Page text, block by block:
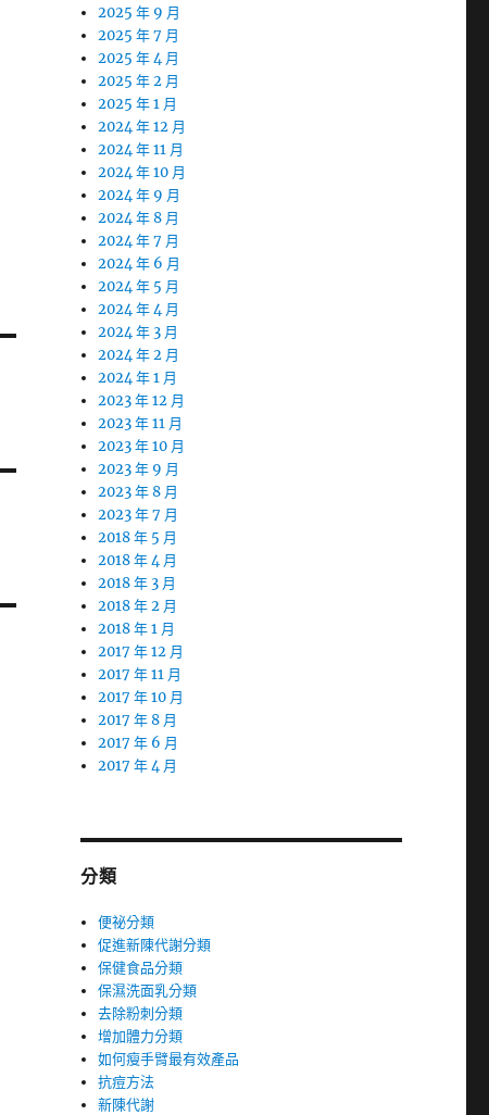
2025 年 9 月
2025 年 7 月
2025 年 4 月
2025 年 2 月
2025 年 1 月
2024 年 12 月
2024 年 11 月
2024 年 10 月
2024 年 9 月
2024 年 8 月
2024 年 7 月
2024 年 6 月
2024 年 5 月
2024 年 4 月
2024 年 3 月
2024 年 2 月
2024 年 1 月
2023 年 12 月
2023 年 11 月
2023 年 10 月
2023 年 9 月
2023 年 8 月
2023 年 7 月
2018 年 5 月
2018 年 4 月
2018 年 3 月
2018 年 2 月
2018 年 1 月
2017 年 12 月
2017 年 11 月
2017 年 10 月
2017 年 8 月
2017 年 6 月
2017 年 4 月
分類
便祕分類
促進新陳代謝分類
保健食品分類
保濕洗面乳分類
去除粉刺分類
增加體力分類
如何瘦手臂最有效產品
抗痘方法
新陳代謝